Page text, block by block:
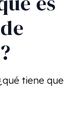
tiene que